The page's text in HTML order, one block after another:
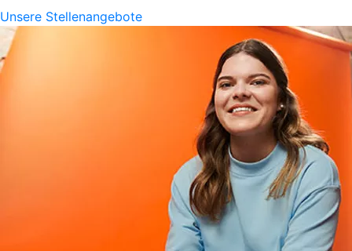
Unsere Stellenangebote